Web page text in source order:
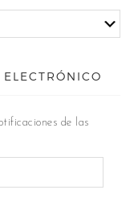
de las